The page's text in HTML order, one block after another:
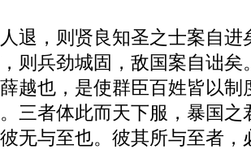
退，则贤良知圣之士案自进
则兵劲城固，敌国案自诎矣
越也，是使群臣百姓皆以制
三者体此而天下服，暴国之
无与至也。彼其所与至者，